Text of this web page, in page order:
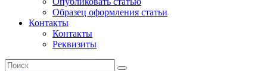
Образец оформления статьи
Контакты
Контакты
Реквизиты